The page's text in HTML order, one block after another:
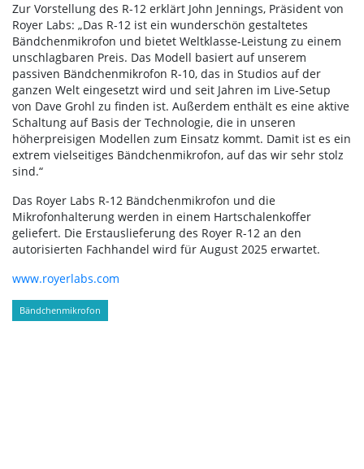
Zur Vorstellung des R-12 erklärt John Jennings, Präsident von
Royer Labs: „Das R-12 ist ein wunderschön gestaltetes
Bändchenmikrofon und bietet Weltklasse-Leistung zu einem
unschlagbaren Preis. Das Modell basiert auf unserem
passiven Bändchenmikrofon R-10, das in Studios auf der
ganzen Welt eingesetzt wird und seit Jahren im Live-Setup
von Dave Grohl zu finden ist. Außerdem enthält es eine aktive
Schaltung auf Basis der Technologie, die in unseren
höherpreisigen Modellen zum Einsatz kommt. Damit ist es ein
extrem vielseitiges Bändchenmikrofon, auf das wir sehr stolz
sind.“
Das Royer Labs R-12 Bändchenmikrofon und die
Mikrofonhalterung werden in einem Hartschalenkoffer
geliefert. Die Erstauslieferung des Royer R-12 an den
autorisierten Fachhandel wird für August 2025 erwartet.
www.royerlabs.com
Bändchenmikrofon